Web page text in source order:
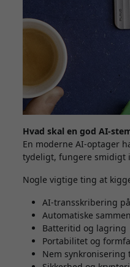
Hvad skal en god AI-
En moderne AI-optager
tydeligt, fungere smidigt
Nogle vigtige ting at
AI-transskribering
Automatiske
Batteritid og lagring
Portabilitet og
Nem